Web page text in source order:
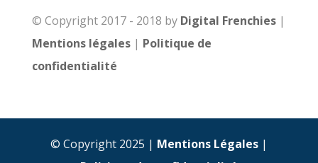
© Copyright 2017 - 2018 by Digital Frenchies|
Mentions légales| Politique de
confidentialité
© Copyright 2025 | Mentions Légales|